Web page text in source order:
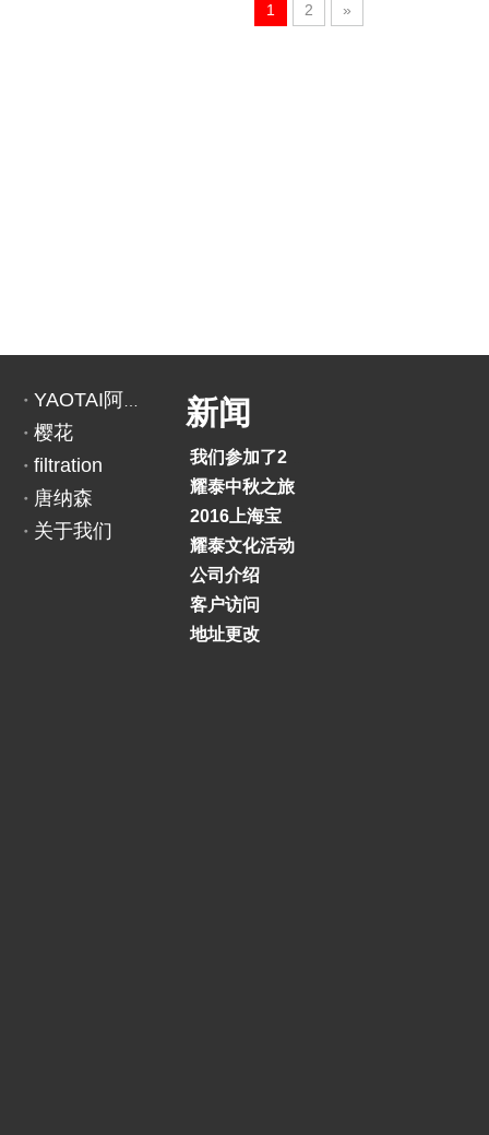
1 2 »
樱花
filtration
唐纳森
关于我们
新闻
我们参加了2018印度BAUMA展览会
耀泰中秋之旅
2016上海宝马展
耀泰文化活动
公司介绍
客户访问
地址更改